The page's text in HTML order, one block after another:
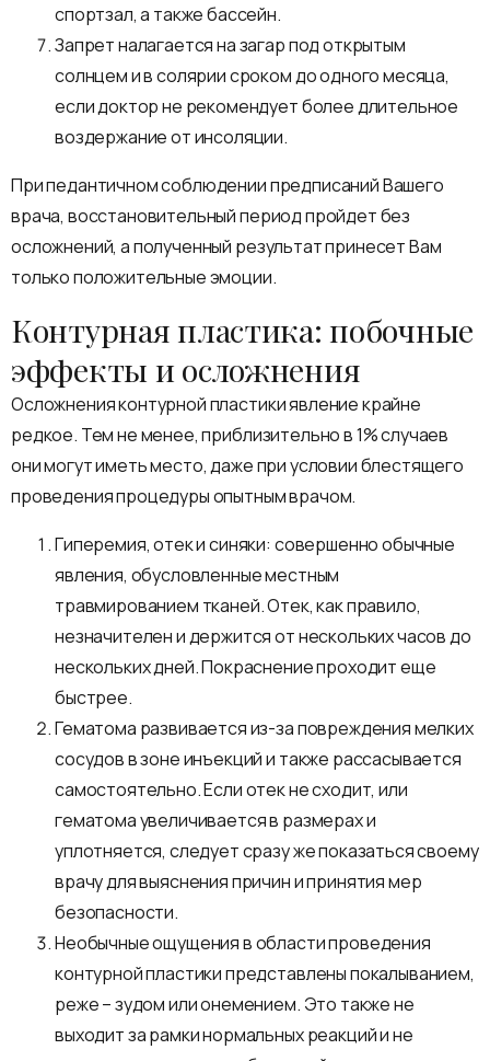
спортзал, а также бассейн.
Запрет налагается на загар под открытым
солнцем и в солярии сроком до одного месяца,
если доктор не рекомендует более длительное
воздержание от инсоляции.
При педантичном соблюдении предписаний Вашего
врача, восстановительный период пройдет без
осложнений, а полученный результат принесет Вам
только положительные эмоции.
Контурная пластика: побочные
эффекты и осложнения
Осложнения контурной пластики явление крайне
редкое. Тем не менее, приблизительно в 1% случаев
они могут иметь место, даже при условии блестящего
проведения процедуры опытным врачом.
Гиперемия, отек и синяки: совершенно обычные
явления, обусловленные местным
травмированием тканей. Отек, как правило,
незначителен и держится от нескольких часов до
нескольких дней. Покраснение проходит еще
быстрее.
Гематома развивается из-за повреждения мелких
сосудов в зоне инъекций и также рассасывается
самостоятельно. Если отек не сходит, или
гематома увеличивается в размерах и
уплотняется, следует сразу же показаться своему
врачу для выяснения причин и принятия мер
безопасности.
Необычные ощущения в области проведения
контурной пластики представлены покалыванием,
реже – зудом или онемением. Это также не
выходит за рамки нормальных реакций и не